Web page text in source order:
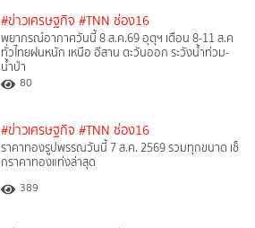
#ข่าวเศรษฐกิจ #TNN ช่อง16
พยากรณ์อากาศวันนี้ 8 ส.ค.69 อุตุฯ เตือน 8-11 ส.ค
ทั่วไทยฝนหนัก เหนือ อีสาน ตะวันออก ระวังน้ำท่วม-
น้ำป่า
80
#ข่าวเศรษฐกิจ #TNN ช่อง16
ราคาทองรูปพรรณวันนี้ 7 ส.ค. 2569 รวมทุกขนาด เช็
กราคาทองแท่งล่าสุด
389